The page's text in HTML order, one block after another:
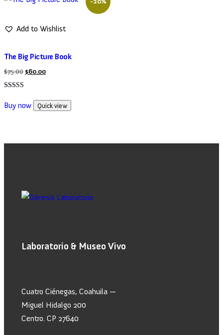
Add to Wishlist
The Big Picture Book
$75.00 $60.00
5.00
de 5
Buy now Quick view
Laboratorio & Museo Vivo
Cuatro Ciénegas, Coahuila —
Miguel Hidalgo 200
Centro. CP 27640